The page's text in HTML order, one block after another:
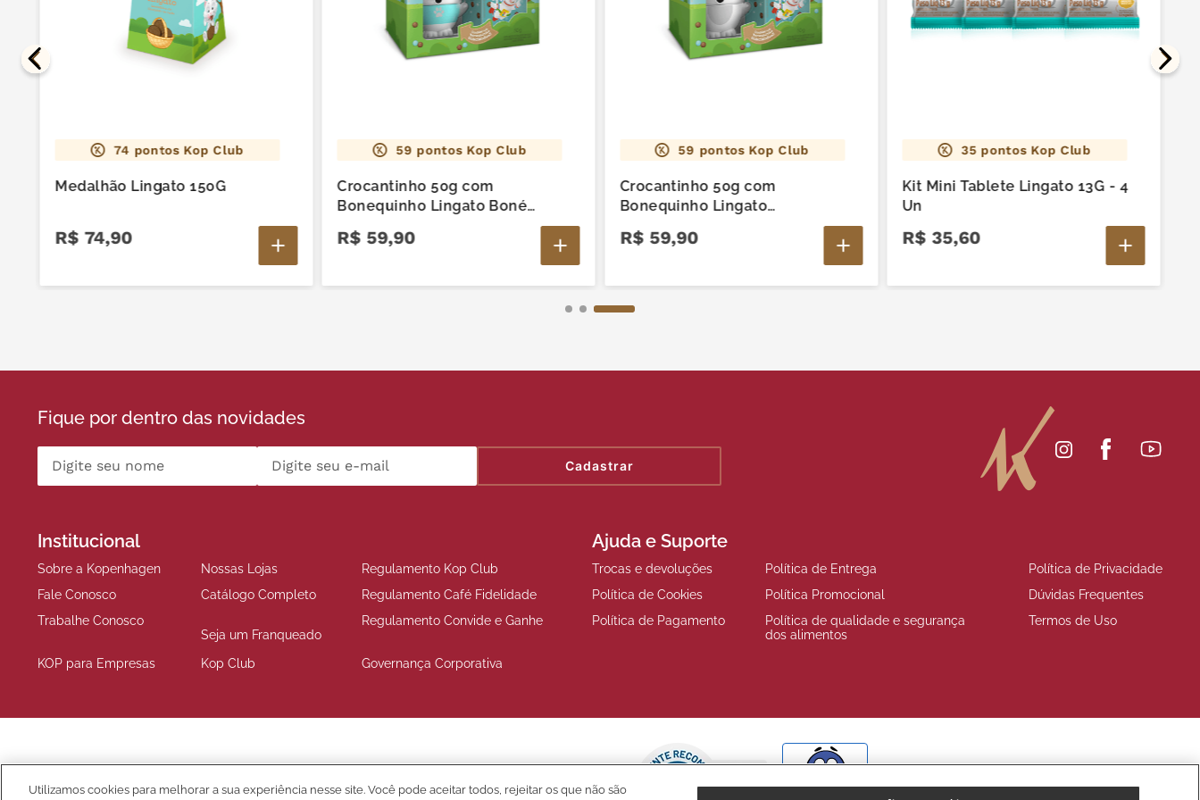
aromatizante, emulsificante lecitina de soja e espessante
goma arábica. ALÉRGICOS: CONTÉM DERIVADOS DE LEITE E
74 pontos Kop Club
Medalhão Lingato 150G
R$ 74,90
59 pontos Kop Club
Crocantinho 50g com
Bonequinho Lingato Boné
R$ 59,90
59 pontos Kop Club
Crocantinho 50g com
Bonequinho Lingato
R$ 59,90
35 pontos Kop Club
Kit Mini Tablete Lingato 13G - 4
Un
R$ 35,60
Fique por dentro das novidades
Cadastrar
Institucional
Sobre a Kopenhagen Nossas Lojas
Regulamento Kop Club
Fale Conosco
Catálogo Completo
Regulamento Café Fidelidade
Trabalhe Conosco
Seja um Franqueado
Regulamento Convide e Ganhe
KOP para Empresas Kop Club Governança Corporativa
Ajuda e Suporte
Trocas e devoluções Política de Entrega
Política de Privacidade
Política de Cookies
Política Promocional
Dúvidas Frequentes
Política de Pagamento
Política de qualidade e segurança
dos alimentos
Termos de Uso
Compre Seguro
Utilizamos cookies para melhorar a sua experiência nesse site. Você pode aceitar todos, rejeitar os que não são